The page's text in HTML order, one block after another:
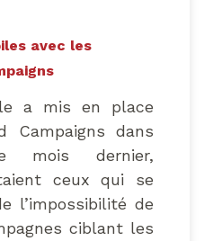
avec les
a mis en place
Campaigns dans
mois dernier,
ceux qui se
l’impossibilité de
ciblant les